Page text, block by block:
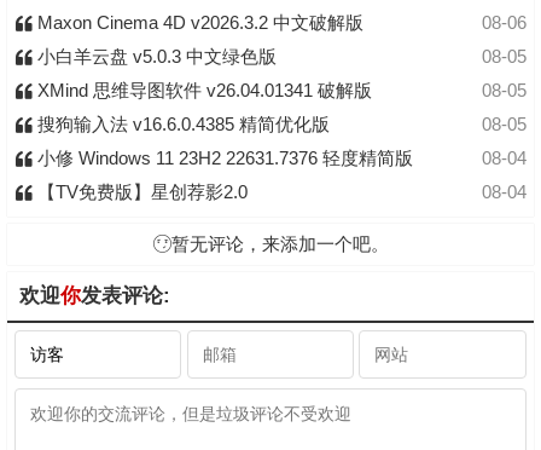
08-06
Maxon Cinema 4D v2026.3.2 中文破解版
08-05
小白羊云盘 v5.0.3 中文绿色版
08-05
XMind 思维导图软件 v26.04.01341 破解版
08-05
搜狗输入法 v16.6.0.4385 精简优化版
08-04
小修 Windows 11 23H2 22631.7376 轻度精简版
08-04
【TV免费版】星创荐影2.0
暂无评论，来添加一个吧。
欢迎你发表评论: